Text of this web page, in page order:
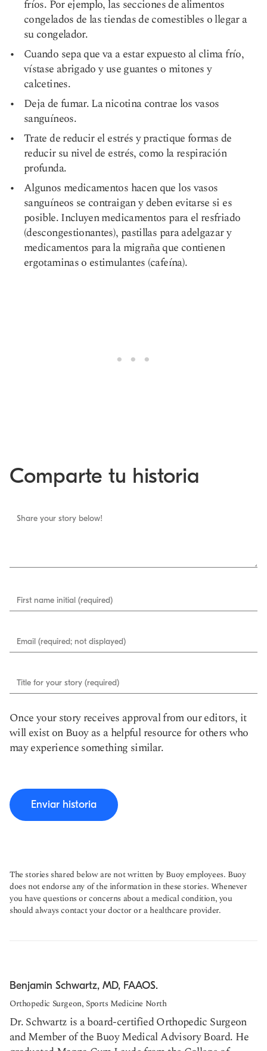
fríos. Por ejemplo, las secciones de alimentos
congelados de las tiendas de comestibles o llegar a
su congelador.
Cuando sepa que va a estar expuesto al clima frío,
vístase abrigado y use guantes o mitones y
calcetines.
Deja de fumar. La nicotina contrae los vasos
sanguíneos.
Trate de reducir el estrés y practique formas de
reducir su nivel de estrés, como la respiración
profunda.
Algunos medicamentos hacen que los vasos
sanguíneos se contraigan y deben evitarse si es
posible. Incluyen medicamentos para el resfriado
(descongestionantes), pastillas para adelgazar y
medicamentos para la migraña que contienen
ergotaminas o estimulantes (cafeína).
Comparte tu historia
Share your story below!
First name initial (required)
Email (required; not displayed)
Title for your story (required)
Once your story receives approval from our editors, it
will exist on Buoy as a helpful resource for others who
may experience something similar.
Enviar historia
The stories shared below are not written by Buoy employees. Buoy
does not endorse any of the information in these stories. Whenever
you have questions or concerns about a medical condition, you
should always contact your doctor or a healthcare provider.
Benjamin Schwartz, MD, FAAOS.
Orthopedic Surgeon, Sports Medicine North
Dr. Schwartz is a board-certified Orthopedic Surgeon
and Member of the Buoy Medical Advisory Board. He